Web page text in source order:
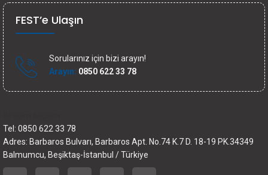
FEST’e Ulaşın
Sorularınız için bizi arayın!
Arayın: 0850 622 33 78
Tel: 0850 622 33 78
Adres: Barbaros Bulvarı, Barbaros Apt. No.74 K.7 D. 18-19 PK.34349
Balmumcu, Beşiktaş-İstanbul / Türkiye